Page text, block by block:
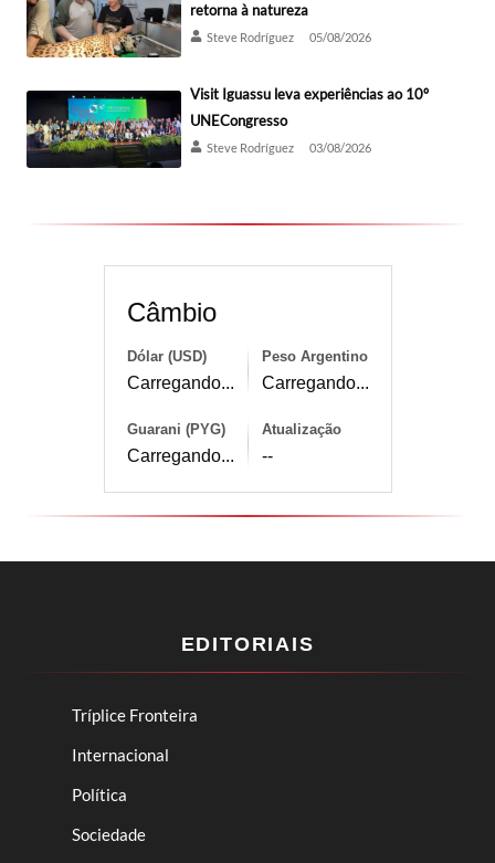
retorna à natureza
Steve Rodríguez 05/08/2026
Visit Iguassu leva experiências ao 10º
UNECongresso
Steve Rodríguez 03/08/2026
Câmbio
Dólar (USD)
Carregando...
Peso Argentino
Carregando...
Guarani (PYG)
Carregando...
Atualização
--
EDITORIAIS
Tríplice Fronteira
Internacional
Política
Sociedade